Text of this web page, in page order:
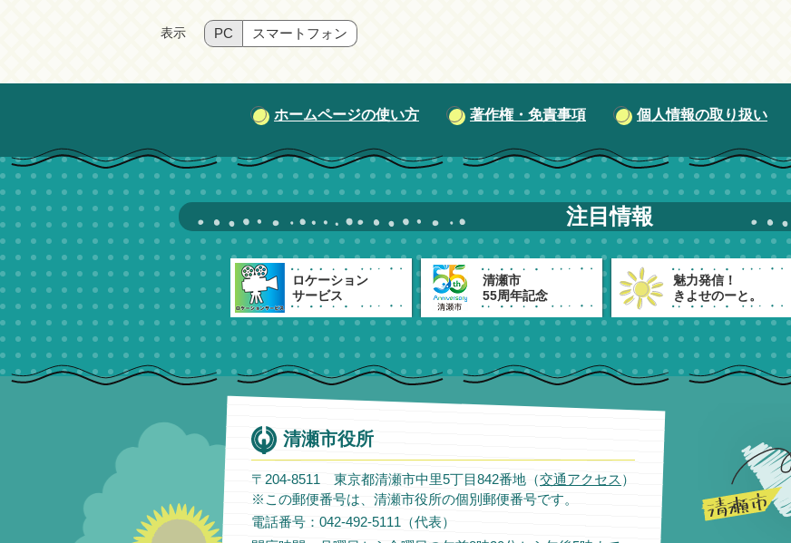
表示 PC スマートフォン
ホームページの使い方 著作権・免責事項 個人情報の取り扱い
注目情報
ロケーション
サービス
清瀬市
55周年記念
魅力発信！
きよせのーと。
清瀬市役所
〒204-8511 東京都清瀬市中里5丁目842番地（交通アクセス ）
※この郵便番号は、清瀬市役所の個別郵便番号です。
電話番号：042-492-5111（代表）